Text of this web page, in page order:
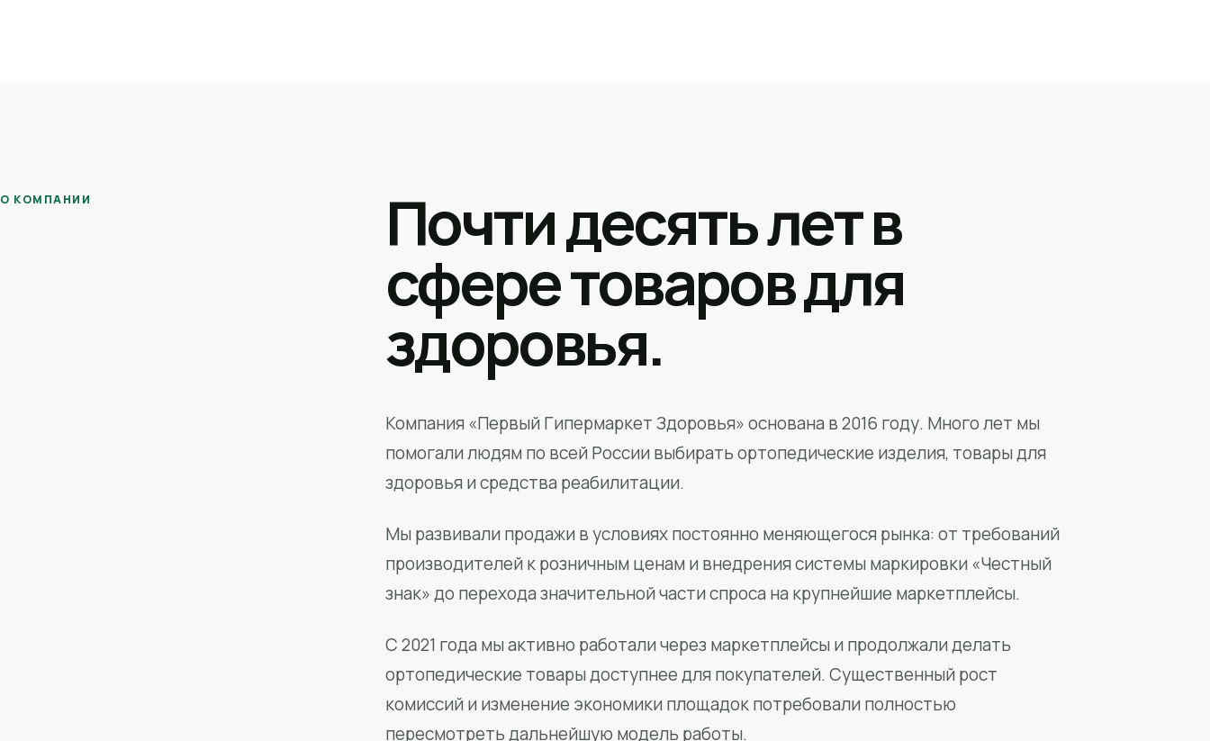
О КОМПАНИИ Почти десять лет в
сфере товаров для
здоровья.
Компания «Первый Гипермаркет Здоровья» основана в 2016 году. Много лет мы
помогали людям по всей России выбирать ортопедические изделия, товары для
здоровья и средства реабилитации.
Мы развивали продажи в условиях постоянно меняющегося рынка: от требований
производителей к розничным ценам и внедрения системы маркировки «Честный
знак» до перехода значительной части спроса на крупнейшие маркетплейсы.
С 2021 года мы активно работали через маркетплейсы и продолжали делать
ортопедические товары доступнее для покупателей. Существенный рост
комиссий и изменение экономики площадок потребовали полностью
пересмотреть дальнейшую модель работы.